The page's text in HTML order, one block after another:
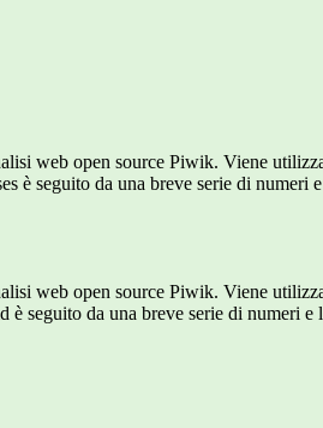
web open source Piwik. Viene
è seguito da una breve serie di
web open source Piwik. Viene
seguito da una breve serie di numeri